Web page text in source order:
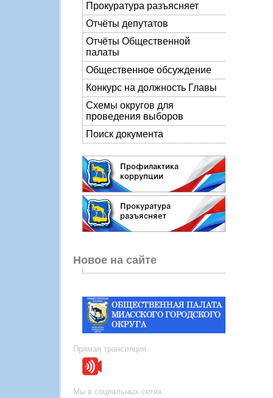
Прокуратура разъясняет
Отчёты депутатов
Отчёты Общественной
палаты
Общественное обсуждение
Конкурс на должность Главы
Схемы округов для
проведения выборов
Поиск документа
Новое на сайте
Прямая трансляция:
Мы в социальных сетях: